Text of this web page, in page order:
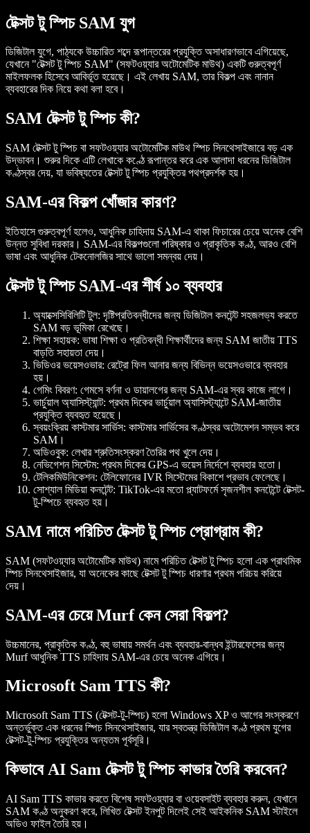
টেক্সট টু স্পিচ SAM যুগ
ডিজিটাল যুগে, পাঠ্যকে উচ্চারিত শব্দে রূপান্তরের প্রযুক্তি অসাধারণভাবে এগিয়েছে,
যেখানে "টেক্সট টু স্পিচ SAM" (সফটওয়্যার অটোমেটিক মাউথ) একটি গুরুত্বপূর্ণ
মাইলফলক হিসেবে আবির্ভূত হয়েছে। এই লেখায় SAM, তার বিকল্প এবং নানান
ব্যবহারের দিক নিয়ে কথা বলা হবে।
SAM টেক্সট টু স্পিচ কী?
SAM টেক্সট টু স্পিচ বা সফটওয়্যার অটোমেটিক মাউথ স্পিচ সিনথেসাইজারে বড় এক
উদ্ভাবন। শুরুর দিকে এটি লেখাকে কণ্ঠে রূপান্তর করে এক আলাদা ধরনের ডিজিটাল
কণ্ঠস্বর দেয়, যা ভবিষ্যতের টেক্সট টু স্পিচ প্রযুক্তির পথপ্রদর্শক হয়।
SAM-এর বিকল্প খোঁজার কারণ?
ইতিহাসে গুরুত্বপূর্ণ হলেও, আধুনিক চাহিদায় SAM-এ থাকা ফিচারের চেয়ে অনেক বেশি
উন্নত সুবিধা দরকার। SAM-এর বিকল্পগুলো পরিষ্কার ও প্রাকৃতিক কণ্ঠ, আরও বেশি
ভাষা এবং আধুনিক টেকনোলজির সাথে ভালো সমন্বয় দেয়।
টেক্সট টু স্পিচ SAM-এর শীর্ষ ১০ ব্যবহার
অ্যাক্সেসিবিলিটি টুল: দৃষ্টিপ্রতিবন্ধীদের জন্য ডিজিটাল কনটেন্ট সহজলভ্য করতে
SAM বড় ভূমিকা রেখেছে।
শিক্ষা সহায়ক: ভাষা শিক্ষা ও প্রতিবন্ধী শিক্ষার্থীদের জন্য SAM জাতীয় TTS
বাড়তি সহায়তা দেয়।
ভিডিওর ভয়েসওভার: রেট্রো ফিল আনার জন্য বিভিন্ন ভয়েসওভারে ব্যবহার
হয়।
গেমিং বিবরণ: গেমসে বর্ণনা ও ডায়ালগের জন্য SAM-এর স্বর কাজে লাগে।
ভার্চুয়াল অ্যাসিস্ট্যান্ট: প্রথম দিকের ভার্চুয়াল অ্যাসিস্ট্যান্টে SAM-জাতীয়
প্রযুক্তি ব্যবহৃত হয়েছে।
স্বয়ংক্রিয় কাস্টমার সার্ভিস: কাস্টমার সার্ভিসের কণ্ঠস্বর অটোমেশন সম্ভব করে
SAM।
অডিওবুক: লেখার শ্রুতিসংস্করণ তৈরির পথ খুলে দেয়।
নেভিগেশন সিস্টেম: প্রথম দিকের GPS-এ ভয়েস নির্দেশে ব্যবহার হতো।
টেলিকমিউনিকেশন: টেলিফোনের IVR সিস্টেমের বিকাশে প্রভাব ফেলেছে।
সোশ্যাল মিডিয়া কনটেন্ট: TikTok-এর মতো প্ল্যাটফর্মে সৃজনশীল কনটেন্টে টেক্সট-
টু-স্পিচে ব্যবহৃত হয়।
SAM নামে পরিচিত টেক্সট টু স্পিচ প্রোগ্রাম কী?
SAM (সফটওয়্যার অটোমেটিক মাউথ) নামে পরিচিত টেক্সট টু স্পিচ হলো এক প্রাথমিক
স্পিচ সিনথেসাইজার, যা অনেকের কাছে টেক্সট টু স্পিচ ধারণার প্রথম পরিচয় করিয়ে
দেয়।
SAM-এর চেয়ে Murf কেন সেরা বিকল্প?
উচ্চমানের, প্রাকৃতিক কণ্ঠ, বহু ভাষায় সমর্থন এবং ব্যবহার-বান্ধব ইন্টারফেসের জন্য
Murf আধুনিক TTS চাহিদায় SAM-এর চেয়ে অনেক এগিয়ে।
Microsoft Sam TTS কী?
Microsoft Sam TTS (টেক্সট-টু-স্পিচ) হলো Windows XP ও আগের সংস্করণে
অন্তর্ভুক্ত এক ধরনের স্পিচ সিনথেসাইজার, যার স্বতন্ত্র ডিজিটাল কণ্ঠ প্রথম যুগের
টেক্সট-টু-স্পিচ প্রযুক্তির অন্যতম পূর্বসূরি।
কিভাবে AI Sam টেক্সট টু স্পিচ কাভার তৈরি করবেন?
AI Sam TTS কাভার করতে বিশেষ সফটওয়্যার বা ওয়েবসাইট ব্যবহার করুন, যেখানে
SAM কণ্ঠ অনুকরণ করে, লিখিত টেক্সট ইনপুট দিলেই সেই আইকনিক SAM স্টাইলে
অডিও ফাইল তৈরি হয়।